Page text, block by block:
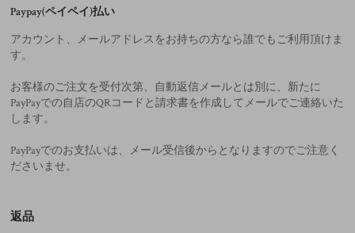
Paypay(ペイペイ)払い
アカウント、メールアドレスをお持ちの方なら誰でもご利用頂けま
す。
お客様のご注文を受付次第、自動返信メールとは別に、新たに
PayPayでの自店のQRコードと請求書を作成してメールでご連絡いた
します。
PayPayでのお支払いは、メール受信後からとなりますのでご注意く
ださいませ。
返品